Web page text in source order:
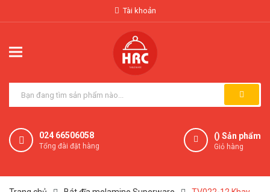
Tài khoản
024 66506058
Tổng đài đặt hàng
() Sản phẩm
Giỏ hàng